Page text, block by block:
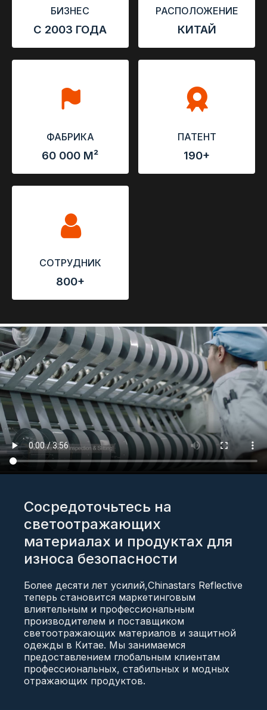
БИЗНЕС
С 2003 ГОДА
РАСПОЛОЖЕНИЕ
КИТАЙ
ФАБРИКА
60 000 М²
ПАТЕНТ
190+
СОТРУДНИК
800+
Сосредоточьтесь на
светоотражающих
материалах и продуктах для
износа безопасности
Более десяти лет усилий,Chinastars Reflective
теперь становится маркетинговым
влиятельным и профессиональным
производителем и поставщиком
светоотражающих материалов и защитной
одежды в Китае. Мы занимаемся
предоставлением глобальным клиентам
профессиональных, стабильных и модных
отражающих продуктов.